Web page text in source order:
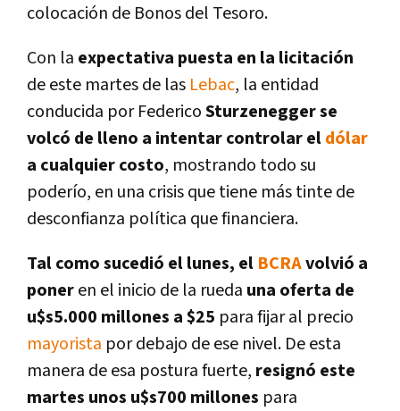
colocación de Bonos del Tesoro.
Con la expectativa puesta en la licitación
de este martes de las Lebac, la entidad
conducida por FedericoSturzenegger se
volcó de lleno a intentar controlar eldólar
a cualquier costo, mostrando todo su
poderí­o, en una crisis que tiene más tinte de
desconfianza polí­tica que financiera.
Tal como sucedió el lunes, el BCRAvolvió a
poneren el inicio de la rueda una oferta de
u$s5.000 millones a $25 para fijar al precio
mayorista por debajo de ese nivel. De esta
manera de esa postura fuerte, resignó este
martes unos u$s700 millones para